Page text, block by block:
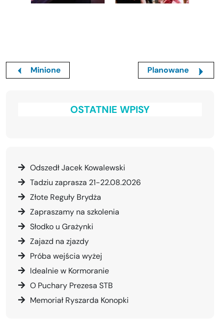
Minione Planowane
OSTATNIE WPISY
Odszedł Jacek Kowalewski
Tadziu zaprasza 21-22.08.2026
Złote Reguły Brydża
Zapraszamy na szkolenia
Słodko u Grażynki
Zajazd na zjazdy
Próba wejścia wyżej
Idealnie w Kormoranie
O Puchary Prezesa STB
Memoriał Ryszarda Konopki